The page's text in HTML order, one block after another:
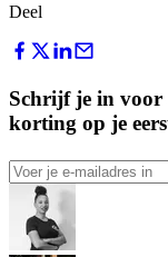
Deel
Schrijf je in voor
korting op je